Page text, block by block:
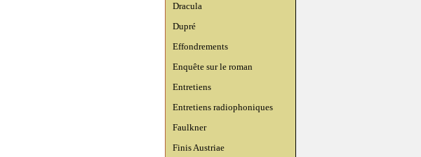
Dracula
Dupré
Effondrements
Enquête sur le roman
Entretiens
Entretiens radiophoniques
Faulkner
Finis Austriae